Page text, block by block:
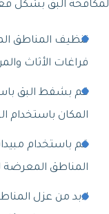
لمكافحة البق بشكل
تنظيف المناطق
فراغات الأثاث
قم بشفط البق
المكان باستخدام
قم باستخدام
المناطق المعرضة
لابد من عزل